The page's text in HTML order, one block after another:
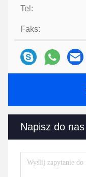
Tel:
Faks:
Napisz do nas